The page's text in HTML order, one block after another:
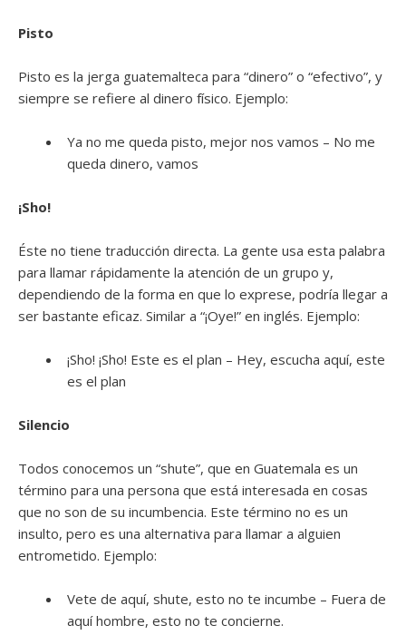
Pisto
Pisto es la jerga guatemalteca para “dinero” o “efectivo”, y
siempre se refiere al dinero físico. Ejemplo:
Ya no me queda pisto, mejor nos vamos – No me
queda dinero, vamos
¡Sho!
Éste no tiene traducción directa. La gente usa esta palabra
para llamar rápidamente la atención de un grupo y,
dependiendo de la forma en que lo exprese, podría llegar a
ser bastante eficaz. Similar a “¡Oye!” en inglés. Ejemplo:
¡Sho! ¡Sho! Este es el plan – Hey, escucha aquí, este
es el plan
Silencio
Todos conocemos un “shute”, que en Guatemala es un
término para una persona que está interesada en cosas
que no son de su incumbencia. Este término no es un
insulto, pero es una alternativa para llamar a alguien
entrometido. Ejemplo:
Vete de aquí, shute, esto no te incumbe – Fuera de
aquí hombre, esto no te concierne.